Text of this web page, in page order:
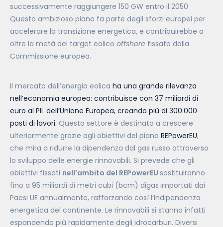
successivamente raggiungere 150 GW entro il 2050.
Questo ambizioso piano fa parte degli sforzi europei per
accelerare la transizione energetica, e contribuirebbe a
oltre la metà del target eolico offshore fissato dalla
Commissione europea.
Il mercato dell’energia eolica ha una grande rilevanza
nell’economia europea: contribuisce con 37 miliardi di
euro al PIL dell’Unione Europea, creando più di 300.000
posti di lavori. Questo settore è destinato a crescere
ulteriormente grazie agli obiettivi del piano REPowerEU,
che mira a ridurre la dipendenza dal gas russo attraverso
lo sviluppo delle energie rinnovabili. Si prevede che gli
obiettivi fissati nell’ambito del REPowerEU sostituiranno
fino a 95 miliardi di metri cubi (bcm) digas importati dai
Paesi UE annualmente, rafforzando così l’indipendenza
energetica del continente. Le rinnovabili si stanno infatti
espandendo più rapidamente degli idrocarburi. Diversi